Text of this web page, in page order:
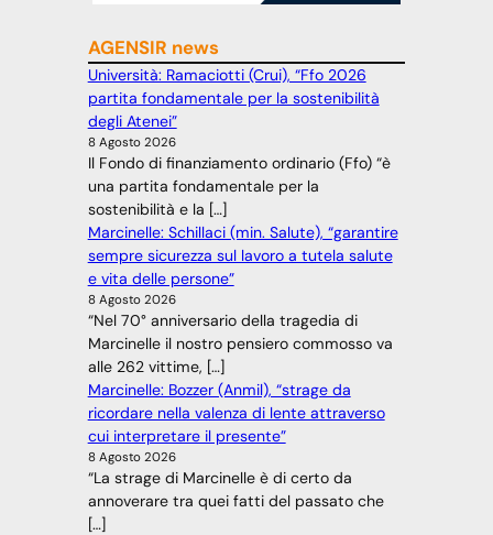
AGENSIR news
Università: Ramaciotti (Crui), “Ffo 2026
partita fondamentale per la sostenibilità
degli Atenei”
8 Agosto 2026
Il Fondo di finanziamento ordinario (Ffo) “è
una partita fondamentale per la
sostenibilità e la […]
Marcinelle: Schillaci (min. Salute), “garantire
sempre sicurezza sul lavoro a tutela salute
e vita delle persone”
8 Agosto 2026
“Nel 70° anniversario della tragedia di
Marcinelle il nostro pensiero commosso va
alle 262 vittime, […]
Marcinelle: Bozzer (Anmil), “strage da
ricordare nella valenza di lente attraverso
cui interpretare il presente”
8 Agosto 2026
“La strage di Marcinelle è di certo da
annoverare tra quei fatti del passato che
[…]